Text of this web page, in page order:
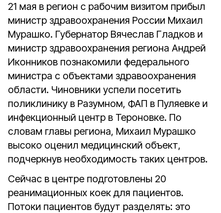
21 мая в регион с рабочим визитом прибыл
министр здравоохранения России Михаил
Мурашко. Губернатор Вячеслав Гладков и
министр здравоохранения региона Андрей
Иконников познакомили федерального
министра с объектами здравоохранения
области. Чиновники успели посетить
поликлинику в Разумном, ФАП в Пуляевке и
инфекционный центр в Тероновке. По
словам главы региона, Михаил Мурашко
высоко оценил медицинский объект,
подчеркнув необходимость таких центров.
Сейчас в центре подготовлены 20
реанимационных коек для пациентов.
Потоки пациентов будут разделять: это